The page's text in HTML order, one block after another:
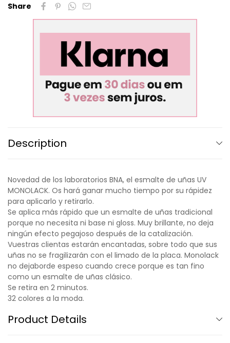
Share
Description
Novedad de los laboratorios BNA, el esmalte de uñas UV
MONOLACK. Os hará ganar mucho tiempo por su rápidez
para aplicarlo y retirarlo.
Se aplica más rápido que un esmalte de uñas tradicional
porque no necesita ni base ni gloss. Muy brillante, no deja
ningún efecto pegajoso después de la catalización.
Vuestras clientas estarán encantadas, sobre todo que sus
uñas no se fragilizarán con el limado de la placa. Monolack
no dejaborde espeso cuando crece porque es tan fino
como un esmalte de uñas clásico.
Se retira en 2 minutos.
32 colores a la moda.
Product Details